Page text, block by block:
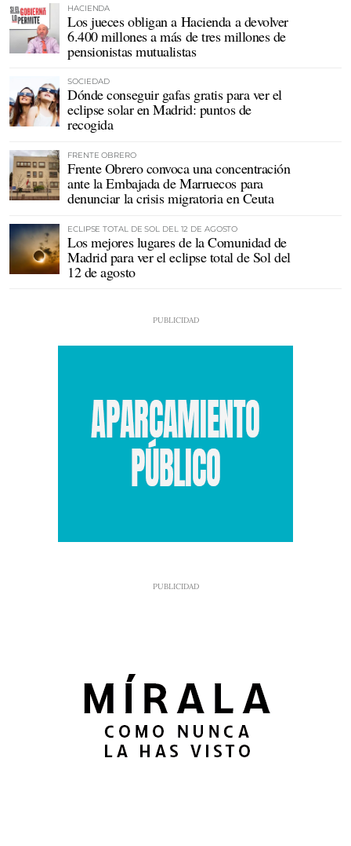
HACIENDA
Los jueces obligan a Hacienda a devolver
6.400 millones a más de tres millones de
pensionistas mutualistas
SOCIEDAD
Dónde conseguir gafas gratis para ver el
eclipse solar en Madrid: puntos de
recogida
FRENTE OBRERO
Frente Obrero convoca una concentración
ante la Embajada de Marruecos para
denunciar la crisis migratoria en Ceuta
ECLIPSE TOTAL DE SOL DEL 12 DE AGOSTO
Los mejores lugares de la Comunidad de
Madrid para ver el eclipse total de Sol del
12 de agosto